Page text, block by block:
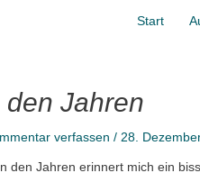
Start
Jahren
verfassen / 28.
den Jahren erinnert mich ein